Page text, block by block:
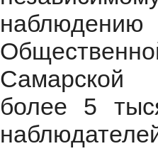
Самарской
более 5